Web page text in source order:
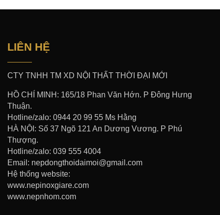
LIÊN HỆ
CTY TNHH TM XD NỘI THẤT THỜI ĐẠI MỚI
HỒ CHÍ MINH: 165/18 Phan Văn Hớn. P Đông Hưng
Thuận.
Hotline/zalo: 0944 20 99 55 Ms Hằng
HÀ NỘI: Số 37 Ngõ 121 An Dương Vương. P Phú
Thượng.
Hotline/zalo: 039 555 4004
Email: nepdongthoidaimoi@gmail.com
Hệ thống website:
www.nepinoxgiare.com
www.nepnhom.com